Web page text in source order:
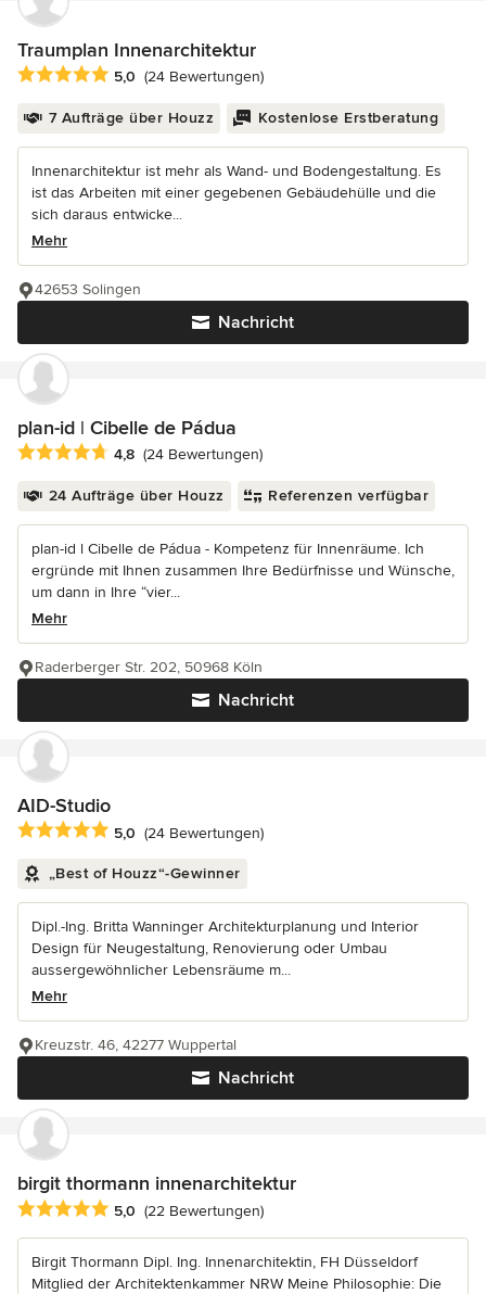
Traumplan Innenarchitektur
Durchschnittliche Bewertung: 5 von 5 Sternen
5,0 (24 Bewertungen)
7 Aufträge über Houzz Kostenlose Erstberatung
Innenarchitektur ist mehr als Wand- und Bodengestaltung. Es
ist das Arbeiten mit einer gegebenen Gebäudehülle und die
sich daraus entwicke...
Mehr
Nachricht
42653 Solingen
plan-id | Cibelle de Pádua
Durchschnittliche Bewertung: 4.8 von 5 Sternen
4,8 (24 Bewertungen)
24 Aufträge über Houzz Referenzen verfügbar
plan-id l Cibelle de Pádua - Kompetenz für Innenräume. Ich
ergründe mit Ihnen zusammen Ihre Bedürfnisse und Wünsche,
um dann in Ihre “vier...
Mehr
Nachricht
Raderberger Str. 202, 50968 Köln
AID-Studio
Durchschnittliche Bewertung: 5 von 5 Sternen
5,0 (24 Bewertungen)
„Best of Houzz“-Gewinner
Dipl.-Ing. Britta Wanninger Architekturplanung und Interior
Design für Neugestaltung, Renovierung oder Umbau
aussergewöhnlicher Lebensräume m...
Mehr
Nachricht
Kreuzstr. 46, 42277 Wuppertal
birgit thormann innenarchitektur
Durchschnittliche Bewertung: 5 von 5 Sternen
5,0 (22 Bewertungen)
Birgit Thormann Dipl. Ing. Innenarchitektin, FH Düsseldorf
Mitglied der Architektenkammer NRW Meine Philosophie: Die